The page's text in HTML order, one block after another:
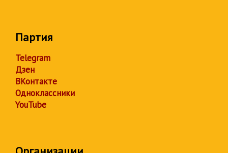
Партия
Telegram
Дзен
ВКонтакте
Одноклассники
YouTube